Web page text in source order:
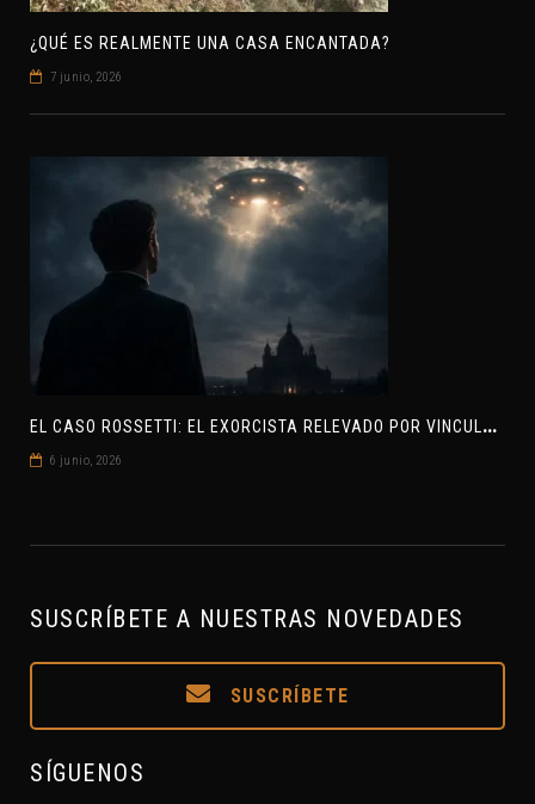
¿QUÉ ES REALMENTE UNA CASA ENCANTADA?
7 junio, 2026
E
L CASO ROSSETTI: EL EXORCISTA RELEVADO POR VINCULAR OVNIS Y DEMONIOS
6 junio, 2026
SUSCRÍBETE A NUESTRAS NOVEDADES
SUSCRÍBETE
SÍGUENOS